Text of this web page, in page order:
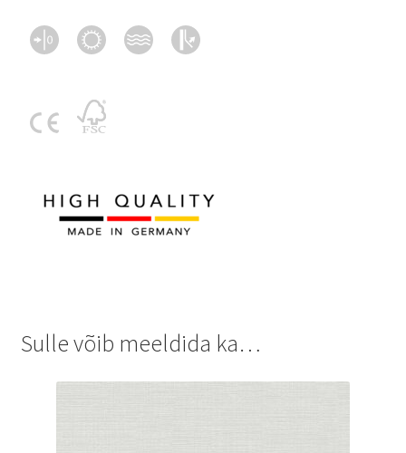
Sulle võib meeldida ka…